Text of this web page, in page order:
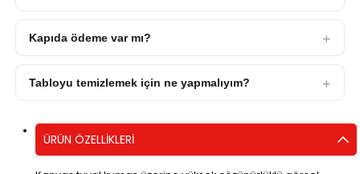
Kapıda ödeme var mı?
Tabloyu temizlemek için ne yapmalıyım?
ÜRÜN ÖZELLIKLERI